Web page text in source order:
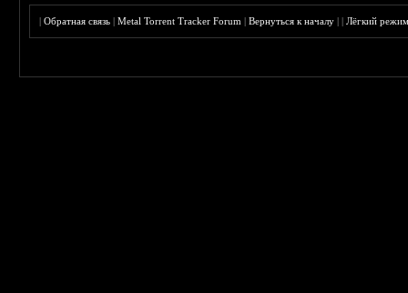
|Обратная связь |Metal Torrent Tracker Forum |Вернуться к началу ||Лёгкий